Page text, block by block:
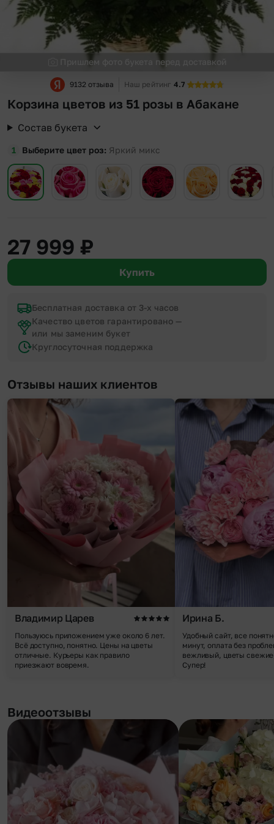
Пришлем фото букета перед доставкой
9132 отзыва Наш рейтинг 4.7
Корзина цветов из 51 розы в Абакане
Состав букета
Выберите цвет роз Яркий микс
27 999 ₽
Купить
Бесплатная доставка от 3-х часов
Качество цветов гарантировано —
или мы заменим букет
Круглосуточная поддержка
Отзывы наших клиентов
Владимир Царев
Пользуюсь приложением уже около 6 лет.
Всё доступно, понятно. Цены на цветы
отличные. Курьеры как правило
приезжают вовремя.
Ирина Б.
Удобный сайт, все
минут, оплата без
вежливый, цветы
Супер!
Видеоотзывы